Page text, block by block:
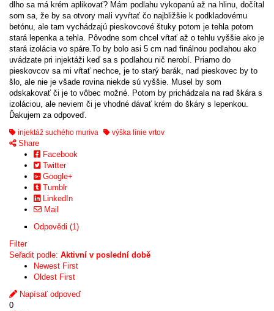
dlho sa má krém aplikovať? Mám podlahu vykopanú až na hlinu, dočítal
som sa, že by sa otvory mali vyvŕtať čo najbližšie k podkladovému
betónu, ale tam vychádzajú pieskovcové štuky potom je tehla potom
stará lepenka a tehla. Pôvodne som chcel vŕtať až o tehlu vyššie ako je
stará izolácia vo spáre.To by bolo asi 5 cm nad finálnou podlahou ako
uvádzate pri injektáži keď sa s podlahou nič nerobí. Priamo do
pieskovcov sa mi vŕtať nechce, je to starý barák, nad pieskovec by to
šlo, ale nie je všade rovina niekde sú vyššie. Musel by som
odskakovať či je to vôbec možné. Potom by prichádzala na rad škára s
izoláciou, ale neviem či je vhodné dávať krém do škáry s lepenkou.
Ďakujem za odpoveď.
injektáž suchého muriva výška línie vrtov
Share
Facebook
Twitter
Google+
Tumblr
LinkedIn
Mail
Odpovědi (1)
Filter
Seřadit podle: Aktivní v poslední době
Newest First
Oldest First
Napísať odpoveď
0